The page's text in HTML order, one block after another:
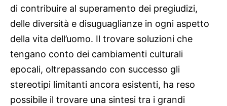
di contribuire al superamento dei pregiudizi,
delle diversità e disuguaglianze in ogni aspetto
della vita dell’uomo. Il trovare soluzioni che
tengano conto dei cambiamenti culturali
epocali, oltrepassando con successo gli
stereotipi limitanti ancora esistenti, ha reso
possibile il trovare una sintesi tra i grandi